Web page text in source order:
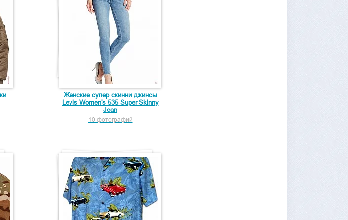
Женские супер скинни джинсы
Levis Women's 535 Super Skinny
Jean
10 фотографий